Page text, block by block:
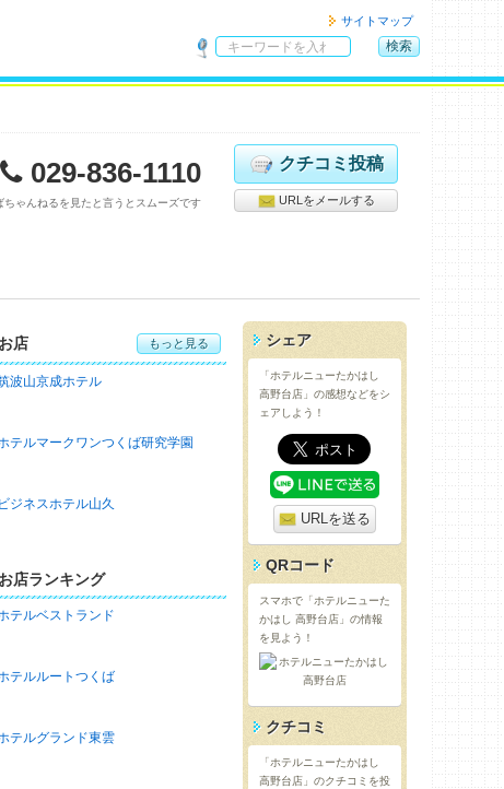
サイトマップ
内
索
検索
029-836-1110
ちゃんねるを見たと言うとスムーズです
クチコミ投稿
URLをメールする
店 もっと見る
波山京成ホテル
テルマークワンつくば研究学園
ビジネスホテル山久
店ランキング
テルベストランド
テルルートつくば
テルグランド東雲
シェア
「ホテルニューたかはし
高野台店」の感想などをシ
ェアしよう！
URLを送る
QRコード
スマホで「ホテルニューた
かはし 高野台店」の情報
を見よう！
クチコミ
「ホテルニューたかはし
高野台店」のクチコミを投